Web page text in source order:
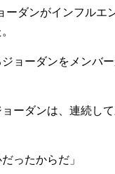
ーダンがインフルエ
ョーダンをメンバ
ーダンは、連続し
ったからだ」